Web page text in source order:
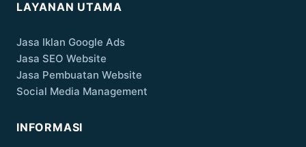
LAYANAN UTAMA
Jasa Iklan Google Ads
Jasa SEO Website
Jasa Pembuatan Website
Social Media Management
INFORMASI